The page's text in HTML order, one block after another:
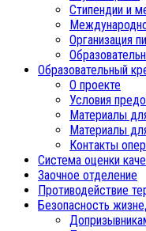
Стипендии и
Организация
Образовательный
О проекте
Условия
Материалы
Материалы
Контакты
Система оценки
Заочное отделение
Противодействие
Безопасность